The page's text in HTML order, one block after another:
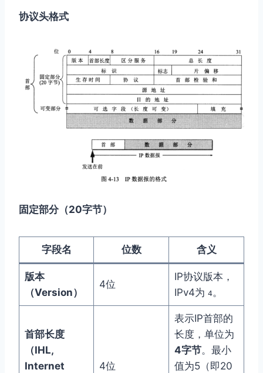
协议头格式
固定部分（20字节）
字段名 位数 含义
版本
（Version）
4位
IP协议版本，
IPv4为 4。
首部长度
（IHL,
Internet
4位
表示IP首部的
长度，单位为
4字节。最小
值为5（即20